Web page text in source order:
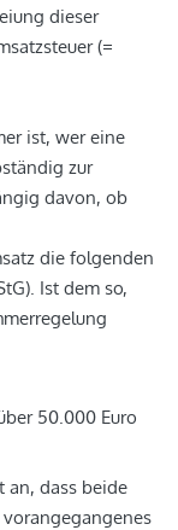
dieser
(=
ist, wer eine
zur
davon, ob
die folgenden
Ist dem so,
50.000 Euro
an, dass beide